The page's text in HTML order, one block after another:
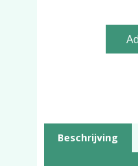
Beschrijving